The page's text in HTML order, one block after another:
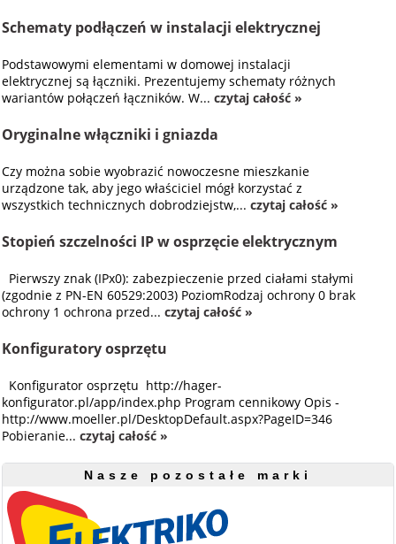
Schematy podłączeń w instalacji elektrycznej
Podstawowymi elementami w domowej instalacji
elektrycznej są łączniki. Prezentujemy schematy różnych
wariantów połączeń łączników. W...czytaj całość »
Oryginalne włączniki i gniazda
Czy można sobie wyobrazić nowoczesne mieszkanie
urządzone tak, aby jego właściciel mógł korzystać z
wszystkich technicznych dobrodziejstw,...czytaj całość »
Stopień szczelności IP w osprzęcie elektrycznym
Pierwszy znak (IPx0): zabezpieczenie przed ciałami stałymi
(zgodnie z PN-EN 60529:2003) PoziomRodzaj ochrony 0 brak
ochrony 1 ochrona przed...czytaj całość »
Konfiguratory osprzętu
Konfigurator osprzętu http://hager-
konfigurator.pl/app/index.php Program cennikowy Opis -
http://www.moeller.pl/DesktopDefault.aspx?PageID=346
Pobieranie...czytaj całość »
Nasze pozostałe marki